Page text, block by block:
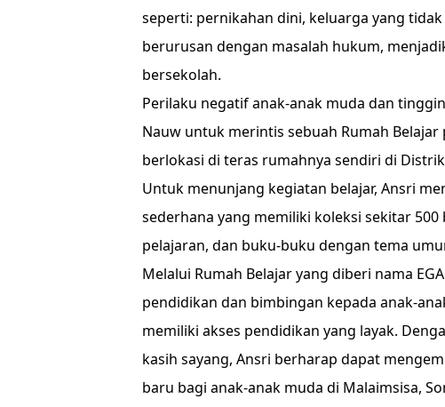
seperti: pernikahan dini, keluarga yang
berurusan dengan masalah hukum,
bersekolah.
Perilaku negatif anak-anak muda dan
Nauw untuk merintis sebuah Rumah
berlokasi di teras rumahnya sendiri di
Untuk menunjang kegiatan belajar, Ansri
sederhana yang memiliki koleksi sekitar
pelajaran, dan buku-buku dengan tema
Melalui Rumah Belajar yang diberi nama
pendidikan dan bimbingan kepada anak-
memiliki akses pendidikan yang layak.
kasih sayang, Ansri berharap dapat
baru bagi anak-anak muda di Malaimsisa,